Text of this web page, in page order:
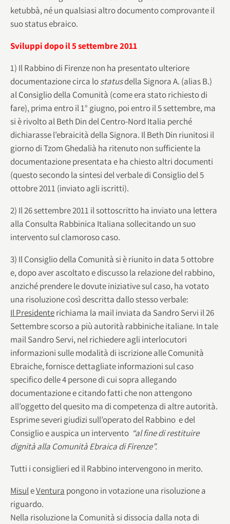
ketubbà, né un qualsiasi altro documento comprovante il
suo status ebraico.
Sviluppi dopo il 5 settembre 2011
1) Il Rabbino di Firenze non ha presentato ulteriore
documentazione circa lostatusdella Signora A. (alias B.)
al Consiglio della Comunità (come era stato richiesto di
fare), prima entro il 1° giugno, poi entro il 5 settembre, ma
si è rivolto al Beth Din del Centro-Nord Italia perché
dichiarasse l’ebraicità della Signora. Il Beth Din riunitosi il
giorno di Tzom Ghedalià ha ritenuto non sufficiente la
documentazione presentata e ha chiesto altri documenti
(questo secondo la sintesi del verbale di Consiglio del 5
ottobre 2011 (inviato agli iscritti).
2) Il 26 settembre 2011 il sottoscritto ha inviato una lettera
alla Consulta Rabbinica Italiana sollecitando un suo
intervento sul clamoroso caso.
3) Il Consiglio della Comunità si è riunito in data 5 ottobre
e, dopo aver ascoltato e discusso la relazione del rabbino,
anziché prendere le dovute iniziative sul caso, ha votato
una risoluzione così descritta dallo stesso verbale:
Il Presidenterichiama la mail inviata da Sandro Servi il 26
Settembre scorso a più autorità rabbiniche italiane. In tale
mail Sandro Servi, nel richiedere agli interlocutori
informazioni sulle modalità di iscrizione alle Comunità
Ebraiche, fornisce dettagliate informazioni sul caso
specifico delle 4 persone di cui sopra allegando
documentazione e citando fatti che non attengono
all’oggetto del quesito ma di competenza di altre autorità.
Esprime severi giudizi sull’operato del Rabbino e del
Consiglio e auspica un intervento “al fine di restituire
dignità alla Comunità Ebraica di Firenze”.
Tutti i consiglieri ed il Rabbino intervengono in merito.
MisuleVentura pongono in votazione una risoluzione a
riguardo.
Nella risoluzione la Comunità si dissocia dalla nota di